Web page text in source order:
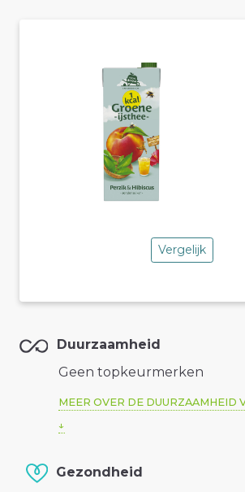
Vergelijk
Duurzaamheid
Geen topkeurmerken
MEER OVER DE DUURZAAMHEID
Gezondheid